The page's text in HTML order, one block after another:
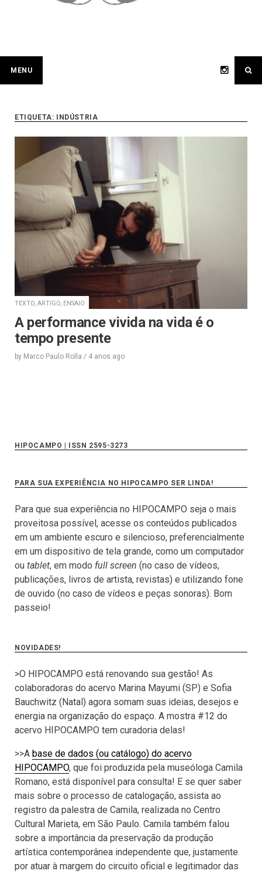
MENU
ETIQUETA: INDÚSTRIA
TEXTO, ARTIGO, ENSAIO
A performance vivida na vida é o
tempo presente
by Marco Paulo Rolla / 4 anos ago
HIPOCAMPO | ISSN 2595-3273
PARA SUA EXPERIÊNCIA NO HIPOCAMPO SER LINDA!
Para que sua experiência no HIPOCAMPO seja o mais
proveitosa possível, acesse os conteúdos publicados
em um ambiente escuro e silencioso, preferencialmente
em um dispositivo de tela grande, como um computador
ou tablet, em modo full screen (no caso de vídeos,
publicações, livros de artista, revistas) e utilizando fone
de ouvido (no caso de vídeos e peças sonoras). Bom
passeio!
NOVIDADES!
>O HIPOCAMPO está renovando sua gestão! As
colaboradoras do acervo Marina Mayumi (SP) e Sofia
Bauchwitz (Natal) agora somam suas ideias, desejos e
energia na organização do espaço. A mostra #12 do
acervo HIPOCAMPO tem curadoria delas!
>>A base de dados (ou catálogo) do acervo
HIPOCAMPO, que foi produzida pela museóloga Camila
Romano, está disponível para consulta! E se quer saber
mais sobre o processo de catalogação, assista ao
registro da palestra de Camila, realizada no Centro
Cultural Marieta, em São Paulo. Camila também falou
sobre a importância da preservação da produção
artística contemporânea independente que, justamente
por atuar à margem do circuito oficial e legitimador das